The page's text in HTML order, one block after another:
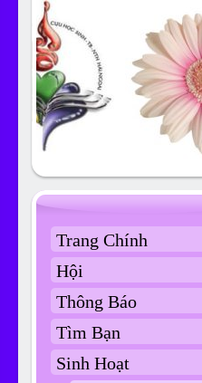
Trang Chính
Hội
Thông Báo
Tìm Bạn
Sinh Hoạt